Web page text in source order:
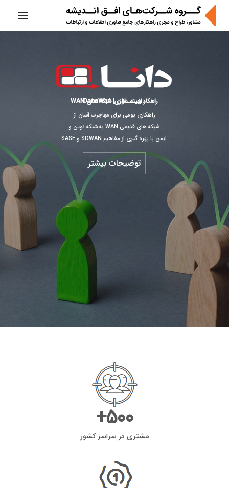
راهکار بهینه سازی شبکه های WAN
راهکاری بومی برای مهاجرت آسان از
شبکه های قدیمی WAN به شبکه نوین و
ایمن با بهره گیری از مفاهیم SDWAN و SASE
دانـــــاوَن | DanaWan
توضیحات بیشتر
مشتری در سراسر کشور
500
+